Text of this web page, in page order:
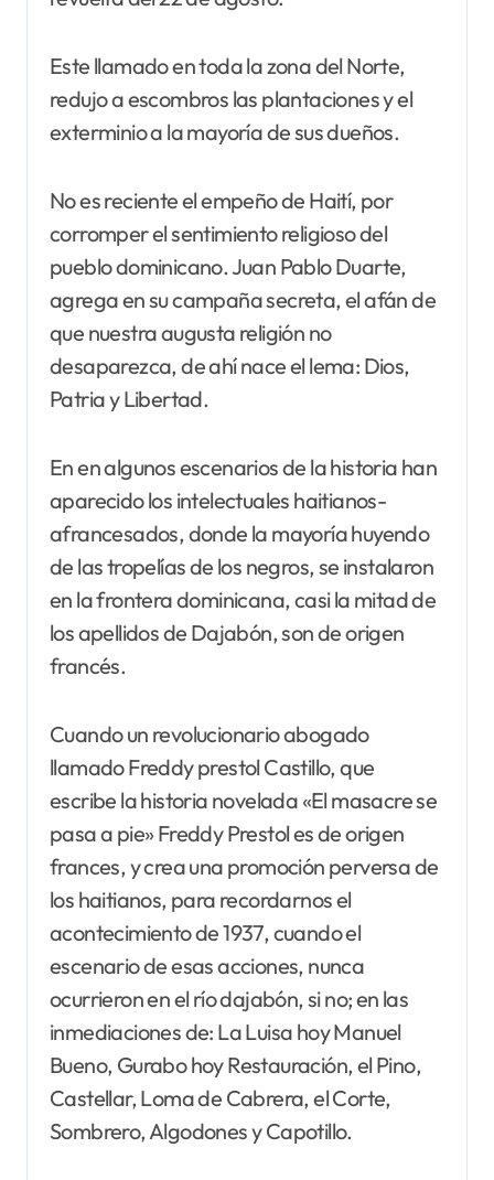
Este llamado en toda la zona del Norte,
redujo a escombros las plantaciones y el
exterminio a la mayoría de sus dueños.
No es reciente el empeño de Haití, por
corromper el sentimiento religioso del
pueblo dominicano. Juan Pablo Duarte,
agrega en su campaña secreta, el afán de
que nuestra augusta religión no
desaparezca, de ahí nace el lema: Dios,
Patria y Libertad.
En en algunos escenarios de la historia han
aparecido los intelectuales haitianos-
afrancesados, donde la mayoría huyendo
de las tropelías de los negros, se instalaron
en la frontera dominicana, casi la mitad de
los apellidos de Dajabón, son de origen
francés.
Cuando un revolucionario abogado
llamado Freddy prestol Castillo, que
escribe la historia novelada «El masacre se
pasa a pie» Freddy Prestol es de origen
frances, y crea una promoción perversa de
los haitianos, para recordarnos el
acontecimiento de 1937, cuando el
escenario de esas acciones, nunca
ocurrieron en el río dajabón, si no; en las
inmediaciones de: La Luisa hoy Manuel
Bueno, Gurabo hoy Restauración, el Pino,
Castellar, Loma de Cabrera, el Corte,
Sombrero, Algodones y Capotillo.